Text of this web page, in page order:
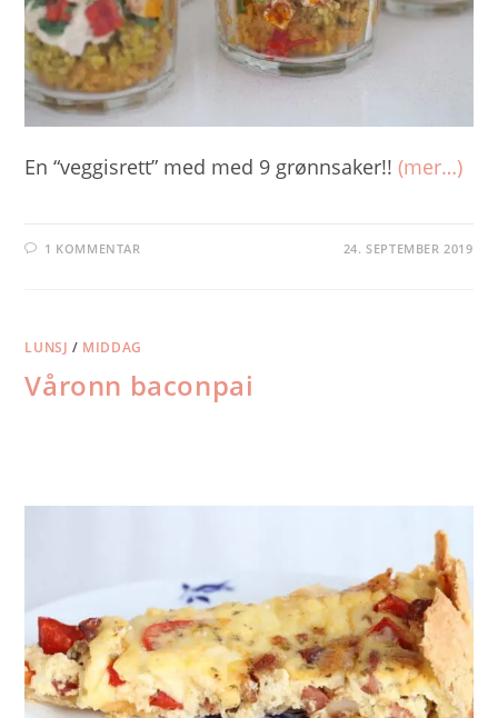
En “veggisrett” med med 9 grønnsaker!!(mer…)
1 KOMMENTAR 24. SEPTEMBER 2019
LUNSJ / MIDDAG
Våronn baconpai